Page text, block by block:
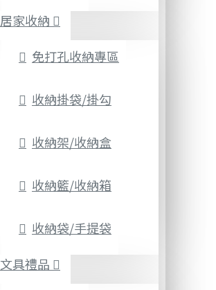
居家收納
免打孔收納專區
收納掛袋/掛勾
收納架/收納盒
收納籃/收納箱
收納袋/手提袋
文具禮品